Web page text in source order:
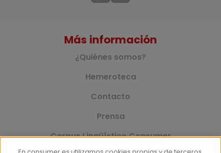
Más información
¿Quiénes somos?
Hemeroteca
Contacto
Prensa
Corpus Lingüístico Consumer